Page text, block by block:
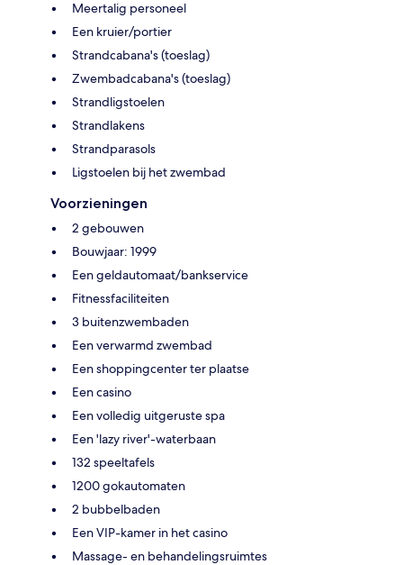
Meertalig personeel
Een kruier/portier
Strandcabana's (toeslag)
Zwembadcabana's (toeslag)
Strandligstoelen
Strandlakens
Strandparasols
Ligstoelen bij het zwembad
Voorzieningen
2 gebouwen
Bouwjaar: 1999
Een geldautomaat/bankservice
Fitnessfaciliteiten
3 buitenzwembaden
Een verwarmd zwembad
Een shoppingcenter ter plaatse
Een casino
Een volledig uitgeruste spa
Een 'lazy river'-waterbaan
132 speeltafels
1200 gokautomaten
2 bubbelbaden
Een VIP-kamer in het casino
Massage- en behandelingsruimtes